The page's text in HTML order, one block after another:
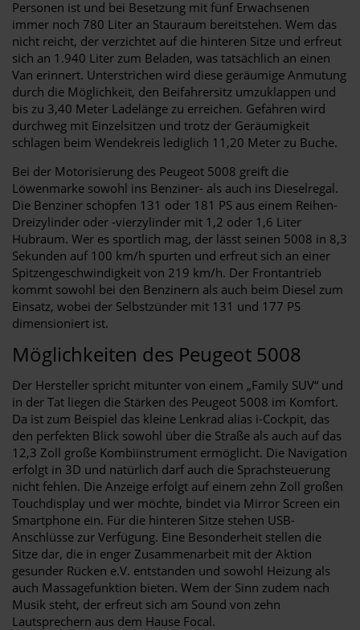
Personen ist und bei Besetzung mit fünf Erwachsenen
immer noch 780 Liter an Stauraum bereitstehen. Wem das
nicht reicht, der verzichtet auf die hinteren Sitze und erfreut
sich an 1.940 Liter zum Beladen, was tatsächlich an einen
Van erinnert. Unterstrichen wird diese geräumige Anmutung
durch die Möglichkeit, den Beifahrersitz umzuklappen und
bis zu 3,40 Meter Ladelänge zu erreichen. Gefahren wird
durchweg mit Einzelsitzen und trotz der Geräumigkeit
schlagen beim Wendekreis lediglich 11,20 Meter zu Buche.
Bei der Motorisierung des Peugeot 5008 greift die
Löwenmarke sowohl ins Benziner- als auch ins Dieselregal.
Die Benziner schöpfen 131 oder 181 PS aus einem Reihen-
Dreizylinder oder -vierzylinder mit 1,2 oder 1,6 Liter
Hubraum. Wer es sportlich mag, der lässt seinen 5008 in 8,3
Sekunden auf 100 km/h spurten und erfreut sich an einer
Spitzengeschwindigkeit von 219 km/h. Der Frontantrieb
kommt sowohl bei den Benzinern als auch beim Diesel zum
Einsatz, wobei der Selbstzünder mit 131 und 177 PS
dimensioniert ist.
Möglichkeiten des Peugeot 5008
Der Hersteller spricht mitunter von einem „Family SUV“ und
in der Tat liegen die Stärken des Peugeot 5008 im Komfort.
Da ist zum Beispiel das kleine Lenkrad alias i-Cockpit, das
den perfekten Blick sowohl über die Straße als auch auf das
12,3 Zoll große Kombiinstrument ermöglicht. Die Navigation
erfolgt in 3D und natürlich darf auch die Sprachsteuerung
nicht fehlen. Die Anzeige erfolgt auf einem zehn Zoll großen
Touchdisplay und wer möchte, bindet via Mirror Screen ein
Smartphone ein. Für die hinteren Sitze stehen USB-
Anschlüsse zur Verfügung. Eine Besonderheit stellen die
Sitze dar, die in enger Zusammenarbeit mit der Aktion
gesunder Rücken e.V. entstanden und sowohl Heizung als
auch Massagefunktion bieten. Wem der Sinn zudem nach
Musik steht, der erfreut sich am Sound von zehn
Lautsprechern aus dem Hause Focal.